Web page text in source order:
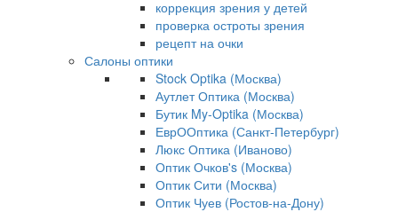
коррекция зрения у детей
проверка остроты зрения
рецепт на очки
Салоны оптики
Stock Optika (Москва)
Аутлет Оптика (Москва)
Бутик My-Optika (Москва)
ЕврООптика (Санкт-Петербург)
Люкс Оптика (Иваново)
Оптик Очков's (Москва)
Оптик Сити (Москва)
Оптик Чуев (Ростов-на-Дону)